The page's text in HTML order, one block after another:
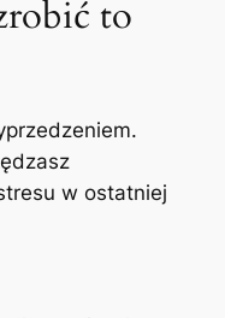
to
w ostatniej